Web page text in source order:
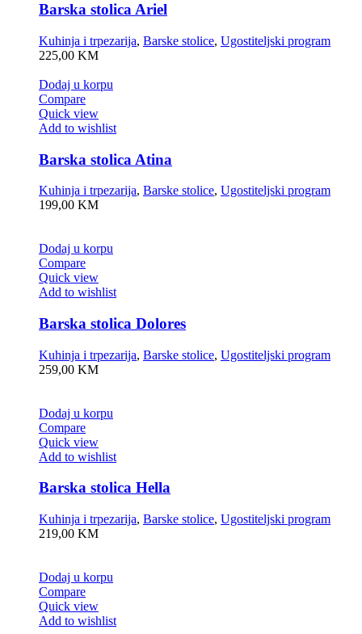
Barska stolica Ariel
Kuhinja i trpezarija, Barske stolice, Ugostiteljski program
225,00 KM
Dodaj u korpu
Compare
Quick view
Add to wishlist
Barska stolica Atina
Kuhinja i trpezarija, Barske stolice, Ugostiteljski program
199,00 KM
Dodaj u korpu
Compare
Quick view
Add to wishlist
Barska stolica Dolores
Kuhinja i trpezarija, Barske stolice, Ugostiteljski program
259,00 KM
Dodaj u korpu
Compare
Quick view
Add to wishlist
Barska stolica Hella
Kuhinja i trpezarija, Barske stolice, Ugostiteljski program
219,00 KM
Dodaj u korpu
Compare
Quick view
Add to wishlist